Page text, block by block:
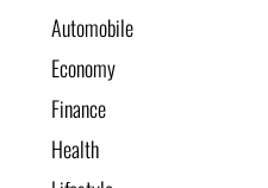
Automobile
Economy
Finance
Health